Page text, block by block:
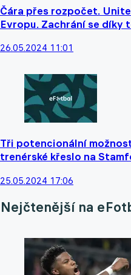
Čára přes rozpočet.
Evropu. Zachrání se díky
26.05.2024 11:01
Tři potencionální
trenérské křeslo na
25.05.2024 17:06
Nejčtenější na